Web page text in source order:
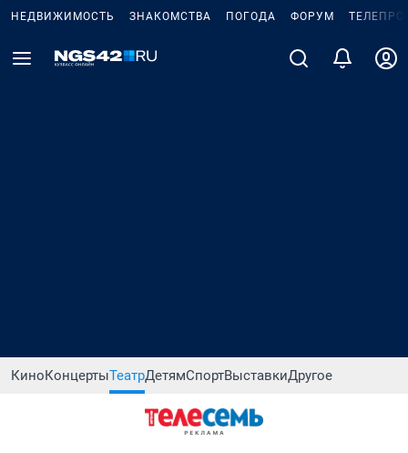
НЕДВИЖИМОСТЬ ЗНАКОМСТВА ПОГОДА ФОРУМ
КиноКонцертыТеатрДетямСпортВыставкиДругое